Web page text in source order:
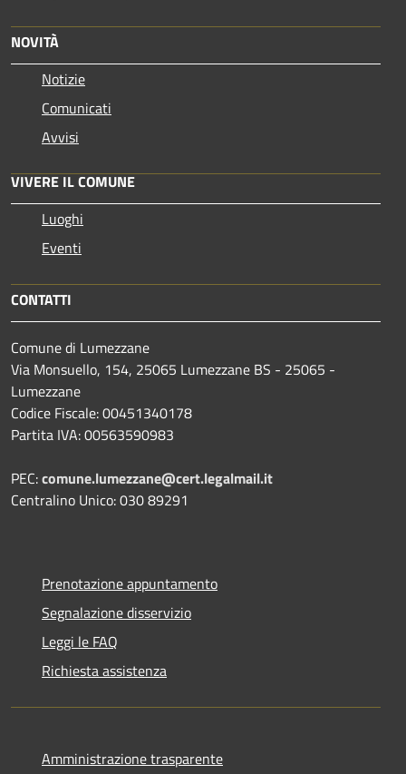
NOVITÀ
Notizie
Comunicati
Avvisi
VIVERE IL COMUNE
Luoghi
Eventi
CONTATTI
Comune di Lumezzane
Via Monsuello, 154, 25065 Lumezzane BS - 25065 -
Lumezzane
Codice Fiscale: 00451340178
Partita IVA: 00563590983
PEC:comune.lumezzane@cert.legalmail.it
Centralino Unico: 030 89291
Prenotazione appuntamento
Segnalazione disservizio
Leggi le FAQ
Richiesta assistenza
Amministrazione trasparente